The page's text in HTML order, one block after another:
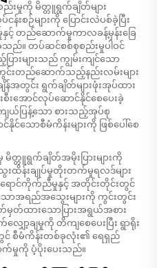
ည်းမှုကို မိတ္တူရွက်ချိတ်များ
ဉ်များကို ပြောင်းလဲပစ်ခဲ့ပြီး
င့် တည်ဆောက်မှုကာလခန့်မှန်းခြေ
။ တပ်ဆင်စစ်စုစည်းမှုပါဝင်
းများသည် ကျွမ်းကျင်သော
တွင်းတည်ဆောက်သည့်နည်းလမ်းများ
တွင်း ရွက်ချိတ်များဖုံးအုပ်ထား
စီးအောင်လုပ်ဆောင်နိုင်စေပေးခဲ့
ယ်ပြန့်သော စားသည့်အုပ်စု
သောစီမံကိန်းများကို ဖြစ်ပေါ်စေ
တူရွက်ချိတ်အမိုးပြားများကို
န်းချုပ်မှုတိုးတက်မှုရလဒ်များ
ရောင်ကိုက်ညီမှုနှင့် အတိုင်းတိုင်းတွင်
အရည်အသွေးများကို ကွင်းတွင်း
တ်ထားသောပြားအရွယ်အစား
လျှော့ချမှုကို တိကျစေပေးပြီး ရွာရိုး
င် စီမံကိန်းတစ်ခုလုံး၏ ရေရှည်
က်မှုကို ပံ့ပိုးပေးသည်။